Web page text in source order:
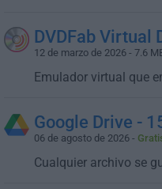
DVDFab Virtual
12 de marzo de 2026 - 7.6
Emulador virtual que
Google Drive -
06 de agosto de 2026 -
Cualquier archivo se